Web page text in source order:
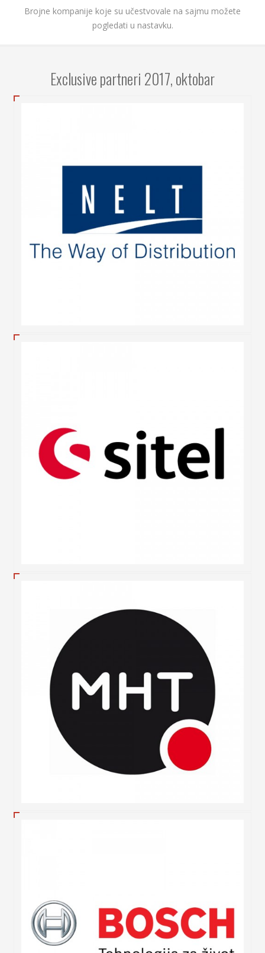
Brojne kompanije koje su učestvovale na sajmu možete
pogledati u nastavku.
Exclusive partneri 2017, oktobar